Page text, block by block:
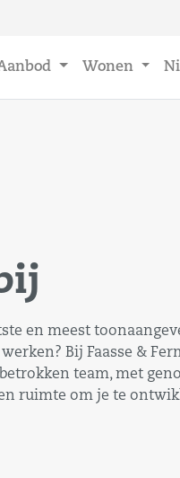
Wonen
en meest
Bij Faasse &
team, met
ruimte om je te